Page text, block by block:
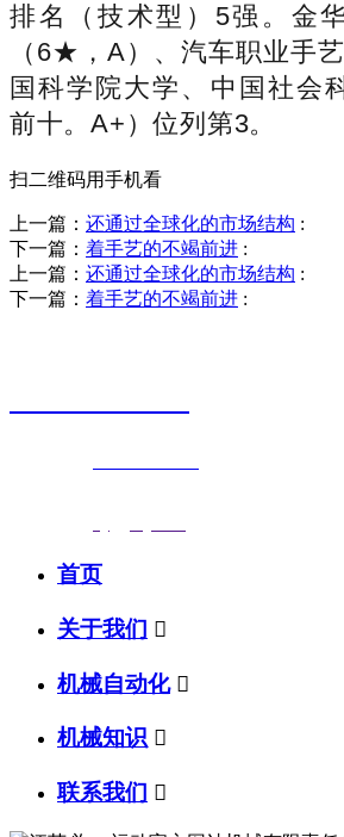
排名（技术型）5强。金
（6★，A）、汽车职业手
国科学院大学、中国社会
前十。A+）位列第3。
扫二维码用手机看
上一篇： 还通过全球化的市场结构 :
下一篇： 着手艺的不竭前进 :
上一篇： 还通过全球化的市场结构 :
下一篇： 着手艺的不竭前进 :
首页
关于我们 
机械自动化 
机械知识 
联系我们 